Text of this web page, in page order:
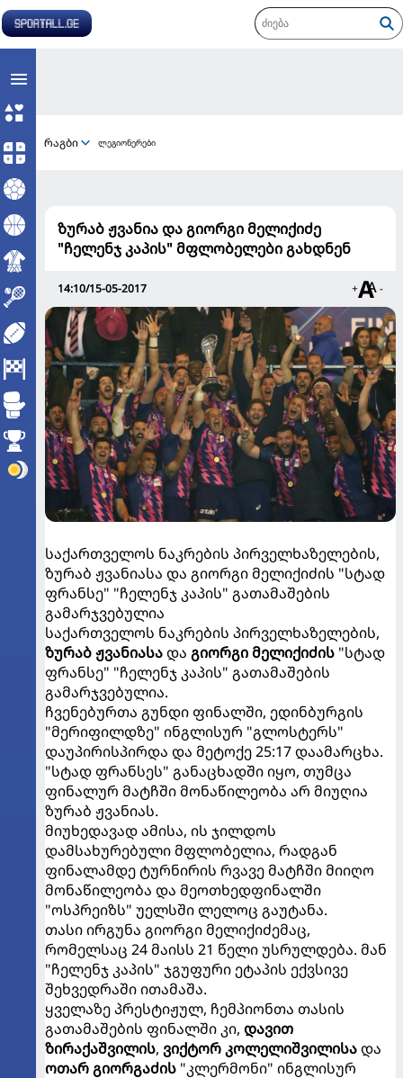
რაგბი ლეგიონერები
ზურაბ ჟვანია და გიორგი მელიქიძე
"ჩელენჯ კაპის" მფლობელები გახდნენ
14:10/15-05-2017 + -
საქართველოს ნაკრების პირველხაზელების,
ზურაბ ჟვანიასა და გიორგი მელიქიძის "სტად
ფრანსე" "ჩელენჯ კაპის" გათამაშების
გამარჯვებულია
საქართველოს ნაკრების პირველხაზელების,
ზურაბ ჟვანიასადა გიორგი მელიქიძის "სტად
ფრანსე" "ჩელენჯ კაპის" გათამაშების
გამარჯვებულია.
ჩვენებურთა გუნდი ფინალში, ედინბურგის
"მერიფილდზე" ინგლისურ "გლოსტერს"
დაუპირისპირდა და მეტოქე 25:17 დაამარცხა.
"სტად ფრანსეს" განაცხადში იყო, თუმცა
ფინალურ მატჩში მონაწილეობა არ მიუღია
ზურაბ ჟვანიას.
მიუხედავად ამისა, ის ჯილდოს
დამსახურებული მფლობელია, რადგან
ფინალამდე ტურნირის რვავე მატჩში მიიღო
მონაწილეობა და მეოთხედფინალში
"ოსპრეიზს" უელსში ლელოც გაუტანა.
თასი ირგუნა გიორგი მელიქიძემაც,
რომელსაც 24 მაისს 21 წელი უსრულდება. მან
"ჩელენჯ კაპის" ჯგუფური ეტაპის ექვსივე
შეხვედრაში ითამაშა.
ყველაზე პრესტიჟულ, ჩემპიონთა თასის
გათამაშების ფინალში კი, დავით
ზირაქაშვილის, ვიქტორ კოლელიშვილისადა
ოთარ გიორგაძის "კლერმონი" ინგლისურ